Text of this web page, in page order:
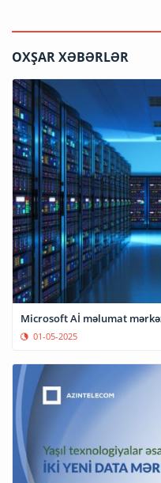
OXŞAR XƏBƏRLƏR
Microsoft Aİ məlumat
01-05-2025